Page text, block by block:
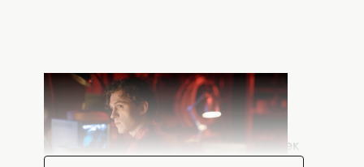
Вчера 20:30
Что означает сцена после титров
"Человек-паук: Абсолютно новый
день": Marvel оставили важный намек